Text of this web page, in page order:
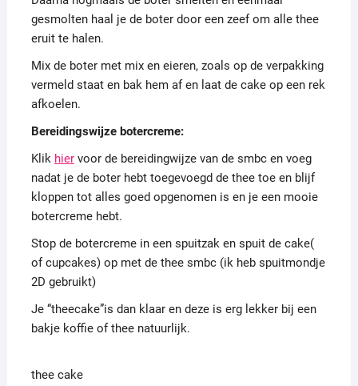
gesmolten haal je de boter door een zeef om alle thee
eruit te halen.
Mix de boter met mix en eieren, zoals op de verpakking
vermeld staat en bak hem af en laat de cake op een rek
afkoelen.
Bereidingswijze botercreme:
Klik hiervoor de bereidingwijze van de smbc en voeg
nadat je de boter hebt toegevoegd de thee toe en blijf
kloppen tot alles goed opgenomen is en je een mooie
botercreme hebt.
Stop de botercreme in een spuitzak en spuit de cake(
of cupcakes) op met de thee smbc (ik heb spuitmondje
2D gebruikt)
Je “theecake”is dan klaar en deze is erg lekker bij een
bakje koffie of thee natuurlijk.
thee cake